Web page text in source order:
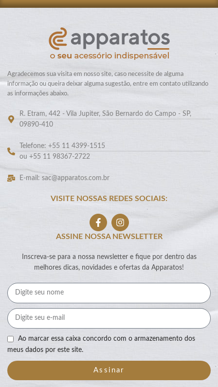
Agradecemos sua visita em nosso site, caso necessite de alguma
informação ou queira deixar alguma sugestão, entre em contato utilizando
as informações abaixo.
R. Etram, 442 - Vila Jupiter, São Bernardo do Campo - SP,
09890-410
Telefone: +55 11 4399-1515
ou +55 11 98367-2722
E-mail: sac@apparatos.com.br
VISITE NOSSAS REDES SOCIAIS:
ASSINE NOSSA NEWSLETTER
Inscreva-se para a nossa newsletter e fique por dentro das
melhores dicas, novidades e ofertas da Apparatos!
Ao marcar essa caixa concordo com o armazenamento dos
meus dados por este site.
Assinar